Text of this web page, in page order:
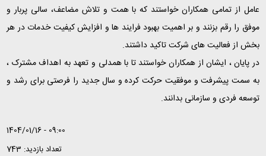
عامل از تمامی همکاران خواستند که با همت و تلاش مضاعف، سالی پربار و
موفق را رقم بزنند و بر اهمیت بهبود فرایند ها و افزایش کیفیت خدمات در هر
بخش از فعالیت های شرکت تاکید داشتند.
در پایان ، ایشان از همکاران خواستند تا با همدلی و تعهد به اهداف مشترک ،
به سمت پیشرفت و موفقیت حرکت کرده و سال جدید را فرصتی برای رشد و
توسعه فردی و سازمانی بدانند.
1404/01/16 - 09:00
تعداد بازدید: 743